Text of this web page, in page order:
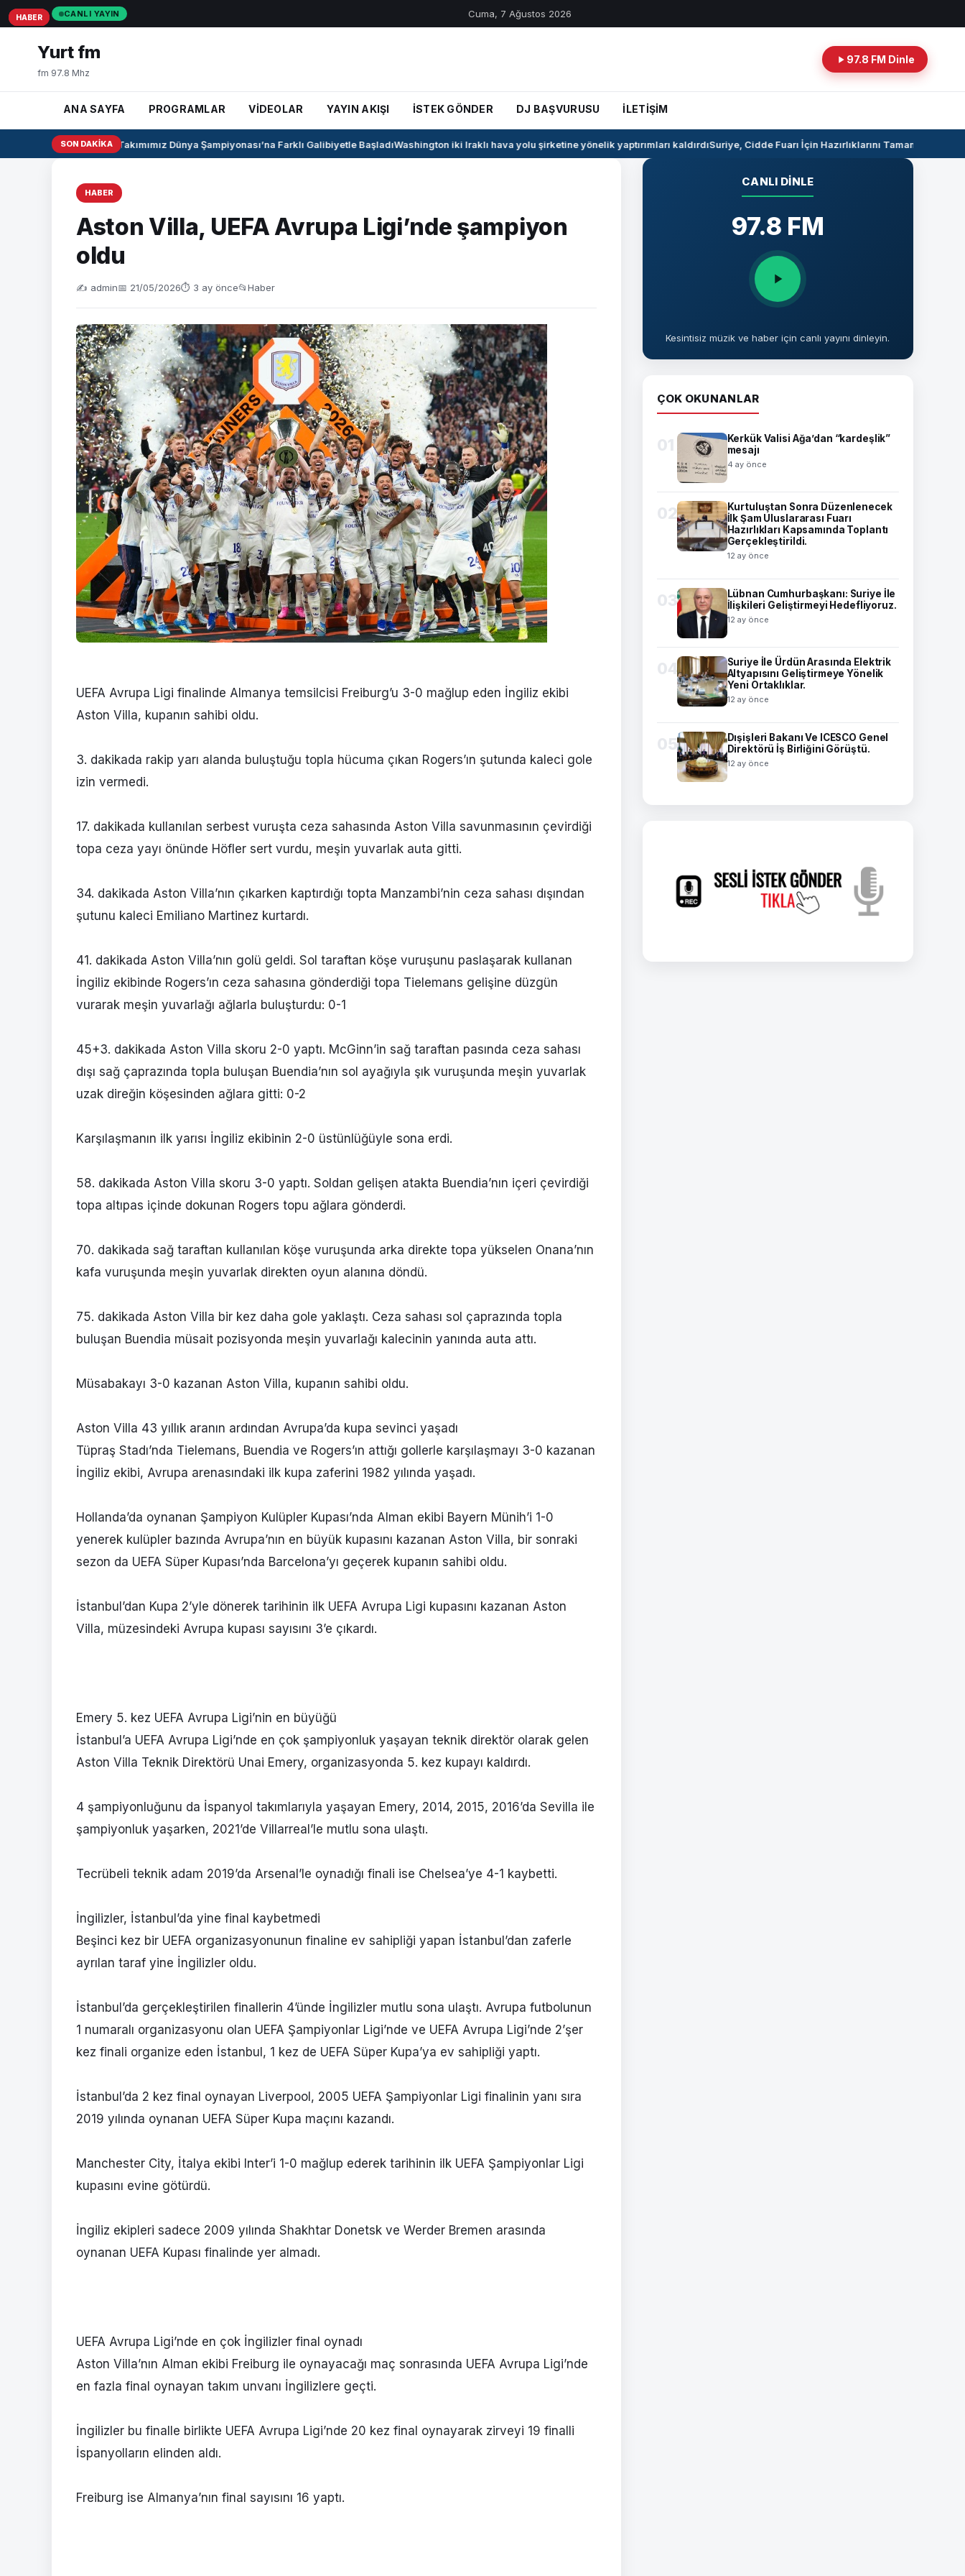
CANLI YAYIN Cuma, 7 Ağustos 2026
Yurt fm
fm 97.8 Mhz
97.8 FM Dinle
ANA SAYFA PROGRAMLAR VİDEOLAR YAYIN AKIŞI İSTEK GÖNDER DJ BAŞVURUSU İLETİŞİM
SON DAKIKA
U17 Kız Milli Takımımız Dünya Şampiyonası’na Farklı Galibiyetle BaşladıWashington iki Iraklı hava yolu şirketine yönelik yaptırımları kaldırdıSuriye, Cidde Fuarı İçin Hazırlıklarını Tamamlıyor
HABER
Aston Villa, UEFA Avrupa Ligi’nde şampiyon
oldu
✍️ admin📅 21/05/2026⏱ 3 ay önce📂Haber
UEFA Avrupa Ligi finalinde Almanya temsilcisi Freiburg’u 3-0 mağlup eden İngiliz ekibi
Aston Villa, kupanın sahibi oldu.
3. dakikada rakip yarı alanda buluştuğu topla hücuma çıkan Rogers’ın şutunda kaleci gole
izin vermedi.
17. dakikada kullanılan serbest vuruşta ceza sahasında Aston Villa savunmasının çevirdiği
topa ceza yayı önünde Höfler sert vurdu, meşin yuvarlak auta gitti.
34. dakikada Aston Villa’nın çıkarken kaptırdığı topta Manzambi’nin ceza sahası dışından
şutunu kaleci Emiliano Martinez kurtardı.
41. dakikada Aston Villa’nın golü geldi. Sol taraftan köşe vuruşunu paslaşarak kullanan
İngiliz ekibinde Rogers’ın ceza sahasına gönderdiği topa Tielemans gelişine düzgün
vurarak meşin yuvarlağı ağlarla buluşturdu: 0-1
45+3. dakikada Aston Villa skoru 2-0 yaptı. McGinn’in sağ taraftan pasında ceza sahası
dışı sağ çaprazında topla buluşan Buendia’nın sol ayağıyla şık vuruşunda meşin yuvarlak
uzak direğin köşesinden ağlara gitti: 0-2
Karşılaşmanın ilk yarısı İngiliz ekibinin 2-0 üstünlüğüyle sona erdi.
58. dakikada Aston Villa skoru 3-0 yaptı. Soldan gelişen atakta Buendia’nın içeri çevirdiği
topa altıpas içinde dokunan Rogers topu ağlara gönderdi.
70. dakikada sağ taraftan kullanılan köşe vuruşunda arka direkte topa yükselen Onana’nın
kafa vuruşunda meşin yuvarlak direkten oyun alanına döndü.
75. dakikada Aston Villa bir kez daha gole yaklaştı. Ceza sahası sol çaprazında topla
buluşan Buendia müsait pozisyonda meşin yuvarlağı kalecinin yanında auta attı.
Müsabakayı 3-0 kazanan Aston Villa, kupanın sahibi oldu.
Aston Villa 43 yıllık aranın ardından Avrupa’da kupa sevinci yaşadı
Tüpraş Stadı’nda Tielemans, Buendia ve Rogers’ın attığı gollerle karşılaşmayı 3-0 kazanan
İngiliz ekibi, Avrupa arenasındaki ilk kupa zaferini 1982 yılında yaşadı.
Hollanda’da oynanan Şampiyon Kulüpler Kupası’nda Alman ekibi Bayern Münih’i 1-0
yenerek kulüpler bazında Avrupa’nın en büyük kupasını kazanan Aston Villa, bir sonraki
sezon da UEFA Süper Kupası’nda Barcelona’yı geçerek kupanın sahibi oldu.
İstanbul’dan Kupa 2’yle dönerek tarihinin ilk UEFA Avrupa Ligi kupasını kazanan Aston
Villa, müzesindeki Avrupa kupası sayısını 3’e çıkardı.
Emery 5. kez UEFA Avrupa Ligi’nin en büyüğü
İstanbul’a UEFA Avrupa Ligi’nde en çok şampiyonluk yaşayan teknik direktör olarak gelen
Aston Villa Teknik Direktörü Unai Emery, organizasyonda 5. kez kupayı kaldırdı.
4 şampiyonluğunu da İspanyol takımlarıyla yaşayan Emery, 2014, 2015, 2016’da Sevilla ile
şampiyonluk yaşarken, 2021’de Villarreal’le mutlu sona ulaştı.
Tecrübeli teknik adam 2019’da Arsenal’le oynadığı finali ise Chelsea’ye 4-1 kaybetti.
İngilizler, İstanbul’da yine final kaybetmedi
Beşinci kez bir UEFA organizasyonunun finaline ev sahipliği yapan İstanbul’dan zaferle
ayrılan taraf yine İngilizler oldu.
İstanbul’da gerçekleştirilen finallerin 4’ünde İngilizler mutlu sona ulaştı. Avrupa futbolunun
1 numaralı organizasyonu olan UEFA Şampiyonlar Ligi’nde ve UEFA Avrupa Ligi’nde 2’şer
kez finali organize eden İstanbul, 1 kez de UEFA Süper Kupa’ya ev sahipliği yaptı.
İstanbul’da 2 kez final oynayan Liverpool, 2005 UEFA Şampiyonlar Ligi finalinin yanı sıra
2019 yılında oynanan UEFA Süper Kupa maçını kazandı.
Manchester City, İtalya ekibi Inter’i 1-0 mağlup ederek tarihinin ilk UEFA Şampiyonlar Ligi
kupasını evine götürdü.
İngiliz ekipleri sadece 2009 yılında Shakhtar Donetsk ve Werder Bremen arasında
oynanan UEFA Kupası finalinde yer almadı.
UEFA Avrupa Ligi’nde en çok İngilizler final oynadı
Aston Villa’nın Alman ekibi Freiburg ile oynayacağı maç sonrasında UEFA Avrupa Ligi’nde
en fazla final oynayan takım unvanı İngilizlere geçti.
İngilizler bu finalle birlikte UEFA Avrupa Ligi’nde 20 kez final oynayarak zirveyi 19 finalli
İspanyolların elinden aldı.
Freiburg ise Almanya’nın final sayısını 16 yaptı.
HABER
HABER
HABER
CANLI DINLE
97.8 FM
Kesintisiz müzik ve haber için canlı yayını dinleyin.
ÇOK OKUNANLAR
01
Kerkük Valisi Ağa’dan “kardeşlik”
mesajı
4 ay önce
02
Kurtuluştan Sonra Düzenlenecek
İlk Şam Uluslararası Fuarı
Hazırlıkları Kapsamında Toplantı
Gerçekleştirildi.
12 ay önce
03
Lübnan Cumhurbaşkanı: Suriye İle
İlişkileri Geliştirmeyi Hedefliyoruz.
12 ay önce
04
Suriye İle Ürdün Arasında Elektrik
Altyapısını Geliştirmeye Yönelik
Yeni Ortaklıklar.
12 ay önce
05
Dışişleri Bakanı Ve ICESCO Genel
Direktörü İş Birliğini Görüştü.
12 ay önce